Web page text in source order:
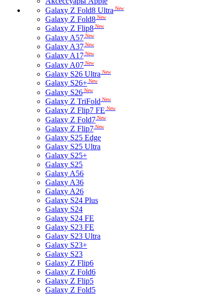
Galaxy Z Fold8 Ultra New
Galaxy Z Fold8 New
Galaxy Z Flip8 New
Galaxy A57 New
Galaxy A37 New
Galaxy A17 New
Galaxy A07 New
Galaxy S26 Ultra New
Galaxy S26+ New
Galaxy S26 New
Galaxy Z TriFold New
Galaxy Z Flip7 FE New
Galaxy Z Fold7 New
Galaxy Z Flip7 New
Galaxy S25 Edge
Galaxy S25 Ultra
Galaxy S25+
Galaxy S25
Galaxy A56
Galaxy A36
Galaxy A26
Galaxy S24 Plus
Galaxy S24
Galaxy S24 FE
Galaxy S23 FE
Galaxy S23 Ultra
Galaxy S23+
Galaxy S23
Galaxy Z Flip6
Galaxy Z Fold6
Galaxy Z Flip5
Galaxy Z Fold5